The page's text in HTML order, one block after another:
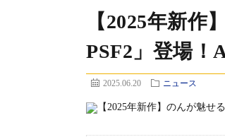
【2025年新作
PSF2」登場
2025.06.20 ニュース